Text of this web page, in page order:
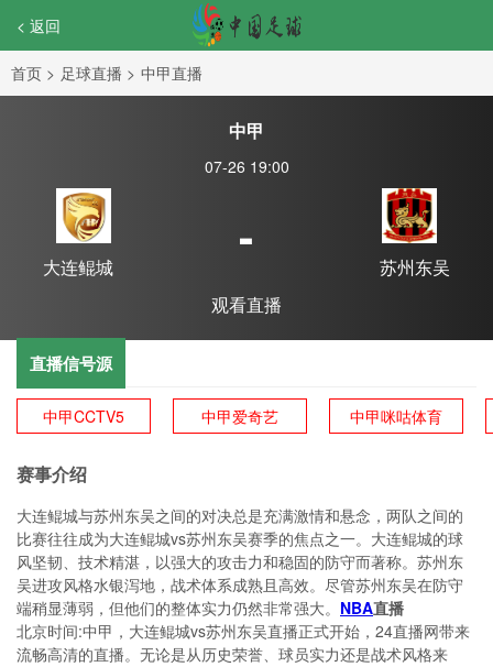
< 返回
首页 > 足球直播 > 中甲直播
中甲
07-26 19:00
大连鲲城
-
苏州东吴
观看直播
直播信号源
中甲CCTV5 中甲爱奇艺 中甲咪咕体育
赛事介绍
大连鲲城与苏州东吴之间的对决总是充满激情和悬念，两队之间的
比赛往往成为大连鲲城vs苏州东吴赛季的焦点之一。大连鲲城的球
风坚韧、技术精湛，以强大的攻击力和稳固的防守而著称。苏州东
吴进攻风格水银泻地，战术体系成熟且高效。尽管苏州东吴在防守
端稍显薄弱，但他们的整体实力仍然非常强大。 NBA直播
北京时间:中甲，大连鲲城vs苏州东吴直播正式开始，24直播网带来
流畅高清的直播。无论是从历史荣誉、球员实力还是战术风格来